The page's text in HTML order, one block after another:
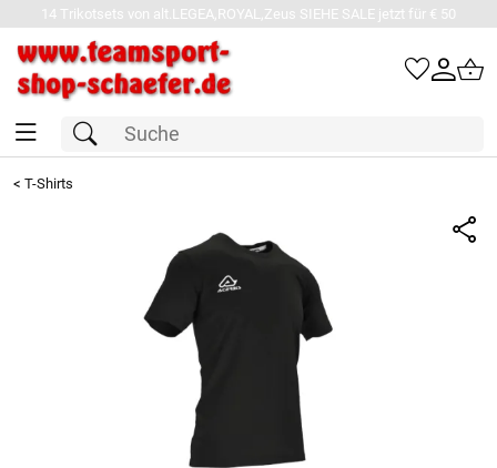
14 Trikotsets von alt.LEGEA,ROYAL,Zeus SIEHE SALE jetzt für € 50
< T-Shirts